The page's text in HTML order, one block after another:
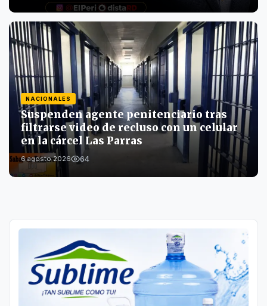
NACIONALES
Suspenden agente penitenciario tras
filtrarse video de recluso con un celular
en la cárcel Las Parras
6 agosto 2026 64